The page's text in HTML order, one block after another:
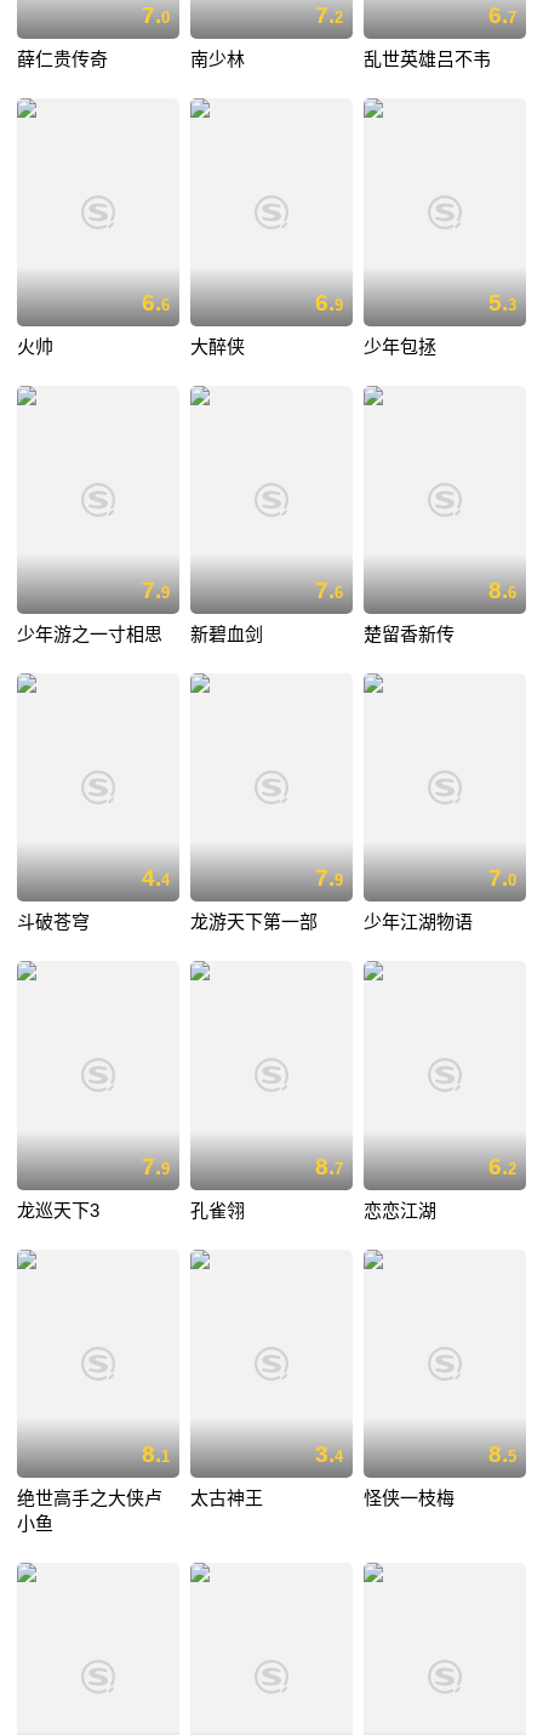
7.0
薛仁贵传奇
7.2
南少林
6.7
乱世英雄吕不韦
6.6
火帅
6.9
大醉侠
5.3
少年包拯
7.9
少年游之一寸相思
7.6
新碧血剑
8.6
楚留香新传
4.4
斗破苍穹
7.9
龙游天下第一部
7.0
少年江湖物语
7.9
龙巡天下3
8.7
孔雀翎
6.2
恋恋江湖
8.1
绝世高手之大侠卢
小鱼
3.4
太古神王
8.5
怪侠一枝梅